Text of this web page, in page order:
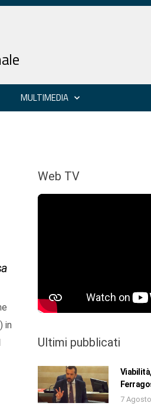
MULTIMEDIA
in
Web TV
Ultimi pubblicati
7